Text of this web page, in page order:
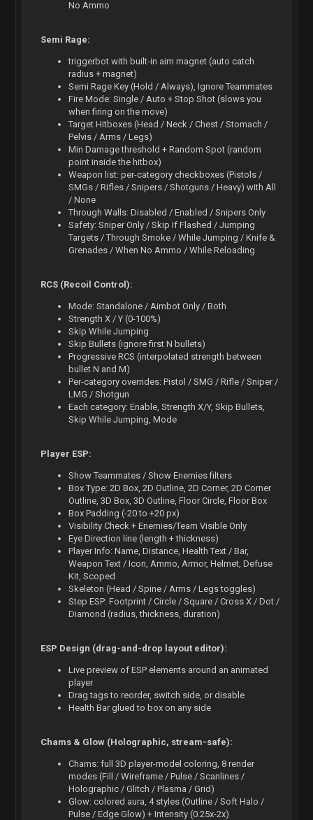
No Ammo
Semi Rage:
triggerbot with built-in aim magnet (auto catch
radius + magnet)
Semi Rage Key (Hold / Always), Ignore Teammates
Fire Mode: Single / Auto + Stop Shot (slows you
when firing on the move)
Target Hitboxes (Head / Neck / Chest / Stomach /
Pelvis / Arms / Legs)
Min Damage threshold + Random Spot (random
point inside the hitbox)
Weapon list: per-category checkboxes (Pistols /
SMGs / Rifles / Snipers / Shotguns / Heavy) with All
/ None
Through Walls: Disabled / Enabled / Snipers Only
Safety: Sniper Only / Skip If Flashed / Jumping
Targets / Through Smoke / While Jumping / Knife &
Grenades / When No Ammo / While Reloading
RCS (Recoil Control):
Mode: Standalone / Aimbot Only / Both
Strength X / Y (0-100%)
Skip While Jumping
Skip Bullets (ignore first N bullets)
Progressive RCS (interpolated strength between
bullet N and M)
Per-category overrides: Pistol / SMG / Rifle / Sniper /
LMG / Shotgun
Each category: Enable, Strength X/Y, Skip Bullets,
Skip While Jumping, Mode
Player ESP:
Show Teammates / Show Enemies filters
Box Type: 2D Box, 2D Outline, 2D Corner, 2D Corner
Outline, 3D Box, 3D Outline, Floor Circle, Floor Box
Box Padding (-20 to +20 px)
Visibility Check + Enemies/Team Visible Only
Eye Direction line (length + thickness)
Player Info: Name, Distance, Health Text / Bar,
Weapon Text / Icon, Ammo, Armor, Helmet, Defuse
Kit, Scoped
Skeleton (Head / Spine / Arms / Legs toggles)
Step ESP: Footprint / Circle / Square / Cross X / Dot /
Diamond (radius, thickness, duration)
ESP Design (drag-and-drop layout editor):
Live preview of ESP elements around an animated
player
Drag tags to reorder, switch side, or disable
Health Bar glued to box on any side
Chams & Glow (Holographic, stream-safe):
Chams: full 3D player-model coloring, 8 render
modes (Fill / Wireframe / Pulse / Scanlines /
Holographic / Glitch / Plasma / Grid)
Glow: colored aura, 4 styles (Outline / Soft Halo /
Pulse / Edge Glow) + Intensity (0.25x-2x)